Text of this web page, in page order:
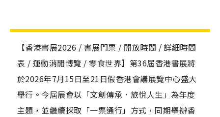
【香港書展2026 / 書展門票 / 開放時間 / 詳細時間
表 / 運動消閒博覽 / 零食世界】第36屆香港書展將
於2026年7月15日至21日假香港會議展覽中心盛大
舉行。今屆展會以「文創傳承．旅悅人生」為年度
主題，並繼續採取「一票通行」方式，同期舉辦香